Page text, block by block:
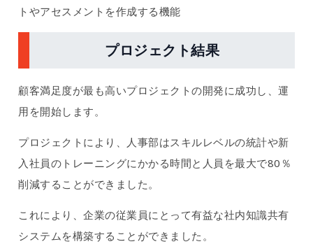
トやアセスメントを作成する機能
プロジェクト結果
顧客満足度が最も高いプロジェクトの開発に成功し、運
用を開始します。
プロジェクトにより、人事部はスキルレベルの統計や新
入社員のトレーニングにかかる時間と人員を最大で80％
削減することができました。
これにより、企業の従業員にとって有益な社内知識共有
システムを構築することができました。